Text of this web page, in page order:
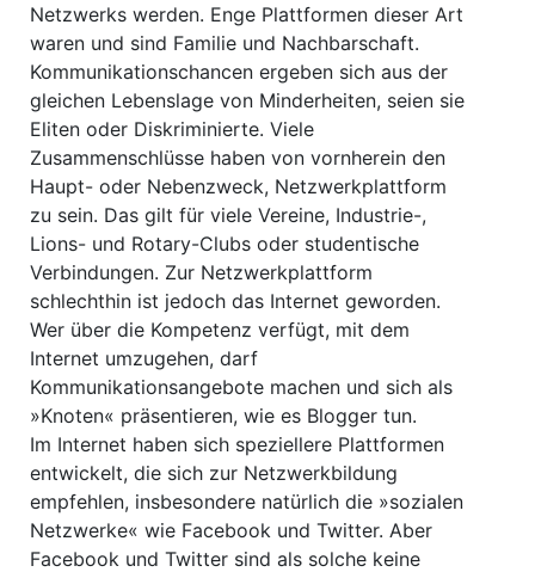
Netzwerks werden. Enge Plattformen dieser Art
waren und sind Familie und Nachbarschaft.
Kommunikationschancen ergeben sich aus der
gleichen Lebenslage von Minderheiten, seien sie
Eliten oder Diskriminierte. Viele
Zusammenschlüsse haben von vornherein den
Haupt- oder Nebenzweck, Netzwerkplattform
zu sein. Das gilt für viele Vereine, Industrie-,
Lions- und Rotary-Clubs oder studentische
Verbindungen. Zur Netzwerkplattform
schlechthin ist jedoch das Internet geworden.
Wer über die Kompetenz verfügt, mit dem
Internet umzugehen, darf
Kommunikationsangebote machen und sich als
»Knoten« präsentieren, wie es Blogger tun.
Im Internet haben sich speziellere Plattformen
entwickelt, die sich zur Netzwerkbildung
empfehlen, insbesondere natürlich die »sozialen
Netzwerke« wie Facebook und Twitter. Aber
Facebook und Twitter sind als solche keine